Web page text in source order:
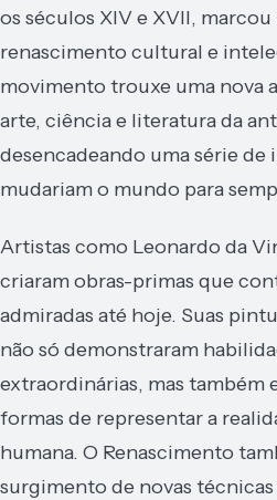
os séculos XIV e XVII,
renascimento cultural e
movimento trouxe uma nova
arte, ciência e literatura da
desencadeando uma série de
mudariam o mundo para
Artistas como Leonardo da
criaram obras-primas que
admiradas até hoje. Suas
não só demonstraram
extraordinárias, mas também
formas de representar a
humana. O Renascimento
surgimento de novas